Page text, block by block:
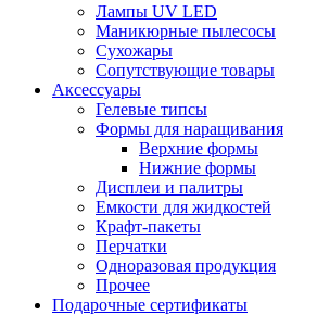
Лампы UV LED
Маникюрные пылесосы
Сухожары
Сопутствующие товары
Аксессуары
Гелевые типсы
Формы для наращивания
Верхние формы
Нижние формы
Дисплеи и палитры
Емкости для жидкостей
Крафт-пакеты
Перчатки
Одноразовая продукция
Прочее
Подарочные сертификаты